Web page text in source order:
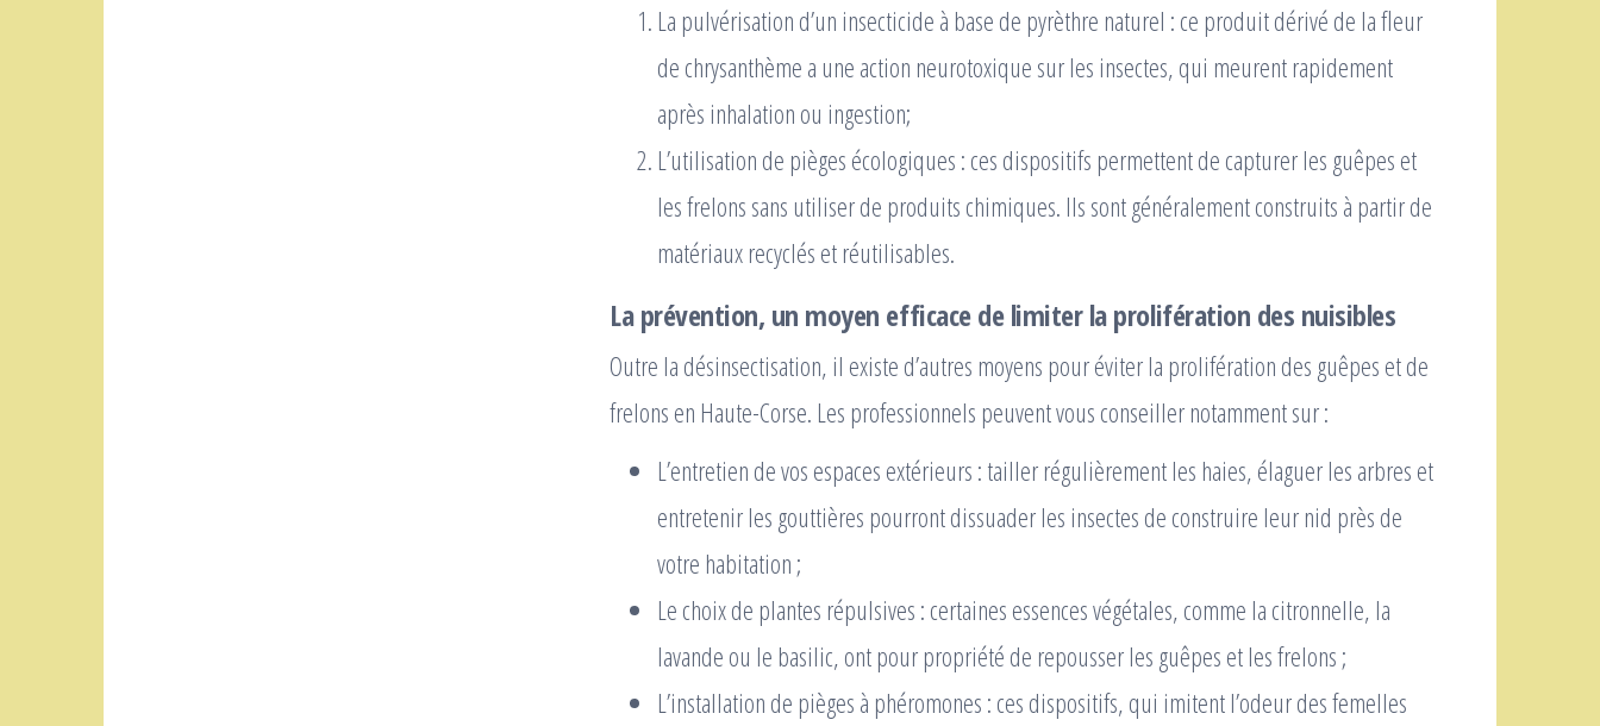
La pulvérisation d’un insecticide à base de pyrèthre naturel : ce produit dérivé de la fleur
de chrysanthème a une action neurotoxique sur les insectes, qui meurent rapidement
après inhalation ou ingestion;
L’utilisation de pièges écologiques : ces dispositifs permettent de capturer les guêpes et
les frelons sans utiliser de produits chimiques. Ils sont généralement construits à partir de
matériaux recyclés et réutilisables.
La prévention, un moyen efficace de limiter la prolifération des nuisibles
Outre la désinsectisation, il existe d’autres moyens pour éviter la prolifération des guêpes et de
frelons en Haute-Corse. Les professionnels peuvent vous conseiller notamment sur :
L’entretien de vos espaces extérieurs : tailler régulièrement les haies, élaguer les arbres et
entretenir les gouttières pourront dissuader les insectes de construire leur nid près de
votre habitation ;
Le choix de plantes répulsives : certaines essences végétales, comme la citronnelle, la
lavande ou le basilic, ont pour propriété de repousser les guêpes et les frelons ;
L’installation de pièges à phéromones : ces dispositifs, qui imitent l’odeur des femelles